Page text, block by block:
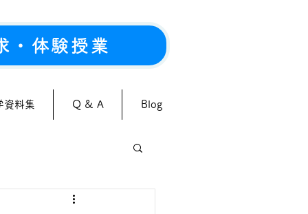
・体験授業
資料集 Q & A Blog